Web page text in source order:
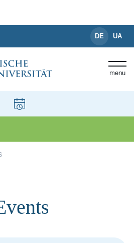
DE UA
menu